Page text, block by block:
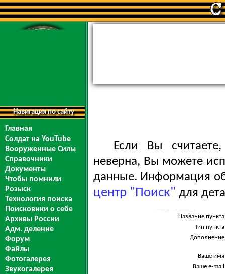
Навигация по сайту
Главная
Солдат на YouTube
Вооруженные Силы
Справочники
Документы
Чтобы помнили
Розыск
Технология поиска
Поисковики о себе
Архивы России
Адм. деление
Форум
Файлы
Фотогалерея
Звукогалерея
Если Вы
неверна, Вы можете
данные. Информация
центр "Поиск" для
Название
Тип
Ваше
Ваше e-